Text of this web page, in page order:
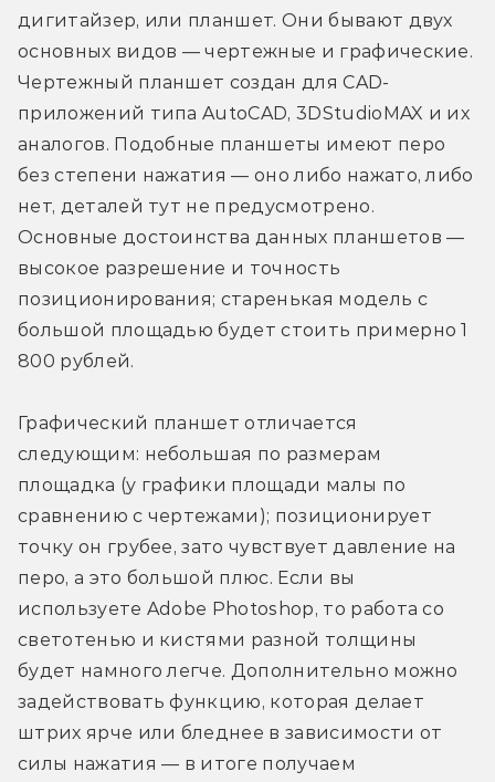
дигитайзер, или планшет. Они бывают двух
основных видов — чертежные и графические.
Чертежный планшет создан для CAD-
приложений типа AutoCAD, 3DStudioMAX и их
аналогов. Подобные планшеты имеют перо
без степени нажатия — оно либо нажато, либо
нет, деталей тут не предусмотрено.
Основные достоинства данных планшетов —
высокое разрешение и точность
позиционирования; старенькая модель с
большой площадью будет стоить примерно 1
800 рублей.
Графический планшет отличается
следующим: небольшая по размерам
площадка (у графики площади малы по
сравнению с чертежами); позиционирует
точку он грубее, зато чувствует давление на
перо, а это большой плюс. Если вы
используете Adobe Photoshop, то работа со
светотенью и кистями разной толщины
будет намного легче. Дополнительно можно
задействовать функцию, которая делает
штрих ярче или бледнее в зависимости от
силы нажатия — в итоге получаем